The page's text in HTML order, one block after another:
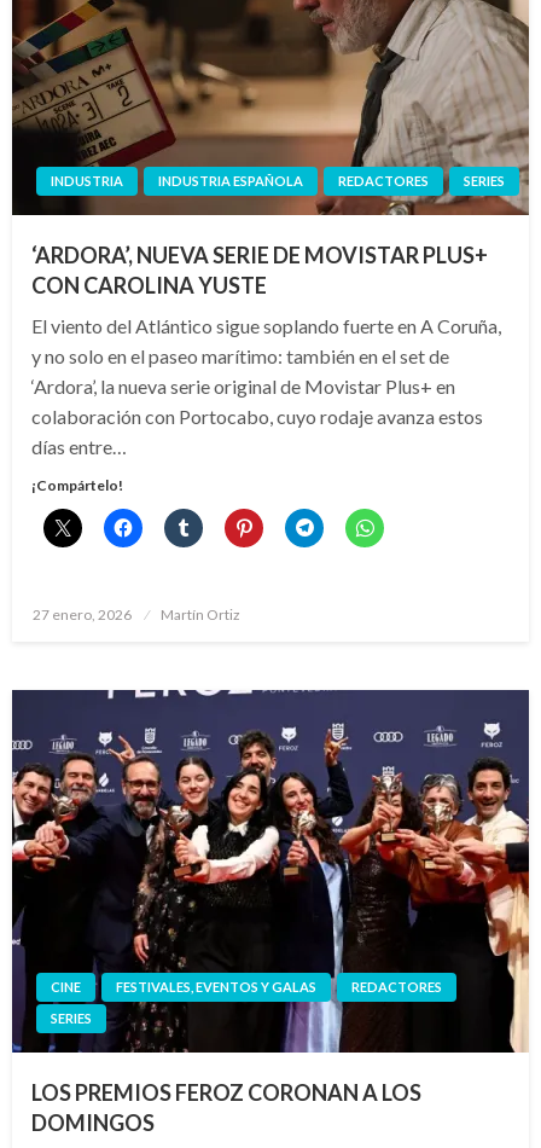
INDUSTRIA INDUSTRIA ESPAÑOLA REDACTORES SERIES
‘ARDORA’, NUEVA SERIE DE MOVISTAR PLUS+
CON CAROLINA YUSTE
El viento del Atlántico sigue soplando fuerte en A Coruña,
y no solo en el paseo marítimo: también en el set de
‘Ardora’, la nueva serie original de Movistar Plus+ en
colaboración con Portocabo, cuyo rodaje avanza estos
días entre…
¡Compártelo!
Publicado
27 enero, 2026 Martín Ortiz
CINE FESTIVALES, EVENTOS Y GALAS
REDACTORES
SERIES
LOS PREMIOS FEROZ CORONAN A LOS
DOMINGOS